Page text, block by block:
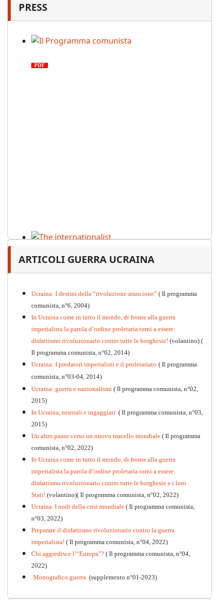
PRESS
PDF
PDF n.12, 2026
Kommunistisches Programm
PDF n°10 - 2026
ARTICOLI GUERRA UCRAINA
Ucraina: I destini della “rivoluzione arancione” ( Il programma
comunista, n°6, 2004)
In Ucraina come in tutto il mondo, di fronte alla guerra
imperialista la parola d’ordine proletaria torni a essere:
disfattismo rivoluzionario contro tutte le borghesie! (volantino) (
Il programma comunista, n°02, 2014)
Ucraina: I predatori imperialisti e il proletariato ( Il programma
comunista, n°03-04, 2014)
Ucraina: guerra e nazionalismi ( Il programma comunista, n°02,
2015)
In Ucraina, neutrali e ingaggiati ( Il programma comunista, n°03,
2015)
Un altro passo verso un nuovo macello mondiale ( Il programma
comunista, n°02, 2022)
In Ucraina come in tutto il mondo, di fronte alla guerra
imperialista la parola d’ordine proletaria torni a essere:
disfattismo rivoluzionario contro tutte le borghesie e i loro
Stati! (volantino)( Il programma comunista, n°02, 2022)
Ucraina. I nodi della crisi mondiale ( Il programma comunista,
n°03, 2022)
Preparare il disfattismo rivoluzionario contro la guerra
imperialista! ( Il programma comunista, n°04, 2022)
Chi aggredisce l’“Europa”? ( Il programma comunista, n°04,
2022)
Monografico guerra (supplemento n°01-2023)